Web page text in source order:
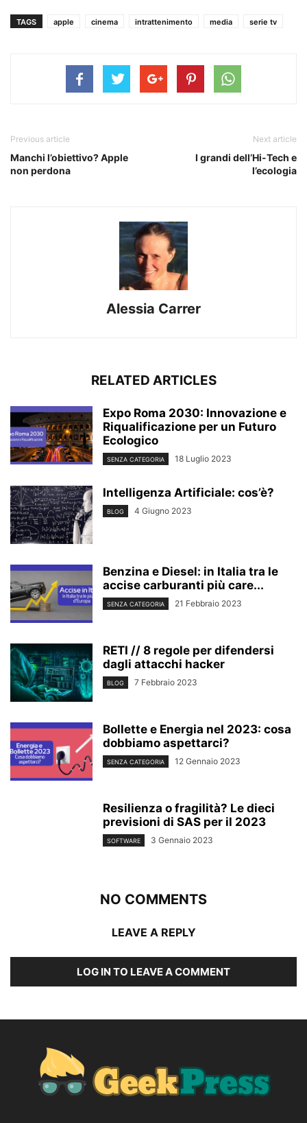
TAGS apple cinema intrattenimento media serie tv
Previous article
Manchi l’obiettivo? Apple
non perdona
Next article
I grandi dell’Hi-Tech e
l’ecologia
Alessia Carrer
RELATED ARTICLES
Expo Roma 2030: Innovazione e
Riqualificazione per un Futuro
Ecologico
SENZA CATEGORIA 18 Luglio 2023
Intelligenza Artificiale: cos’è?
BLOG 4 Giugno 2023
Benzina e Diesel: in Italia tra le
accise carburanti più care...
SENZA CATEGORIA 21 Febbraio 2023
RETI // 8 regole per difendersi
dagli attacchi hacker
BLOG 7 Febbraio 2023
Bollette e Energia nel 2023: cosa
dobbiamo aspettarci?
SENZA CATEGORIA 12 Gennaio 2023
Resilienza o fragilità? Le dieci
previsioni di SAS per il 2023
SOFTWARE 3 Gennaio 2023
NO COMMENTS
LEAVE A REPLY
LOG IN TO LEAVE A COMMENT